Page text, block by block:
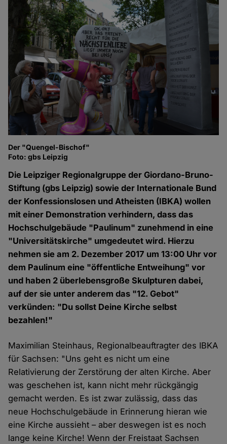
Der "Quengel-Bischof"
Foto: gbs Leipzig
Die Leipziger Regionalgruppe der Giordano-Bruno-
Stiftung (gbs Leipzig) sowie der Internationale Bund
der Konfessionslosen und Atheisten (IBKA) wollen
mit einer Demonstration verhindern, dass das
Hochschulgebäude "Paulinum" zunehmend in eine
"Universitätskirche" umgedeutet wird. Hierzu
nehmen sie am 2. Dezember 2017 um 13:00 Uhr vor
dem Paulinum eine "öffentliche Entweihung" vor
und haben 2 überlebensgroße Skulpturen dabei,
auf der sie unter anderem das "12. Gebot"
verkünden: "Du sollst Deine Kirche selbst
bezahlen!"
Maximilian Steinhaus, Regionalbeauftragter des IBKA
für Sachsen: "Uns geht es nicht um eine
Relativierung der Zerstörung der alten Kirche. Aber
was geschehen ist, kann nicht mehr rückgängig
gemacht werden. Es ist zwar zulässig, dass das
neue Hochschulgebäude in Erinnerung hieran wie
eine Kirche aussieht – aber deswegen ist es noch
lange keine Kirche! Wenn der Freistaat Sachsen